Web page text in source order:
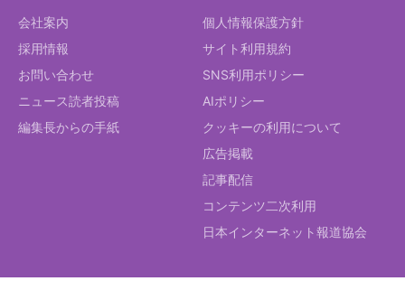
会社案内
採用情報
お問い合わせ
ニュース読者投稿
編集長からの手紙
個人情報保護方針
サイト利用規約
SNS利用ポリシー
AIポリシー
クッキーの利用について
広告掲載
記事配信
コンテンツ二次利用
日本インターネット報道協会